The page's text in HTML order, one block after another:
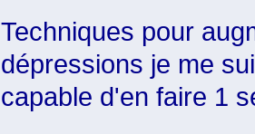
Techniques pour
dépressions je me
capable d'en faire 1